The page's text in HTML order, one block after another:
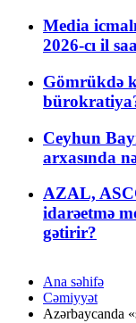
Media
2026-cı il
Gömrükdə
Ceyhun
arxasında
AZAL,
idarəetmə
gətirir?
Ana səhifə
Cəmiyyət
Azərbaycanda